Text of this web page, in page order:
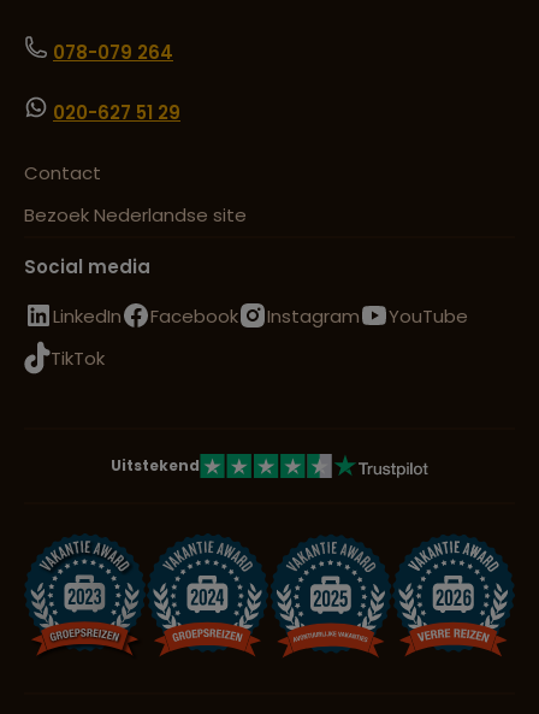
078-079 264
020-627 51 29
Contact
Bezoek Nederlandse site
Social media
LinkedIn
Facebook Instagram
YouTube
TikTok
Uitstekend